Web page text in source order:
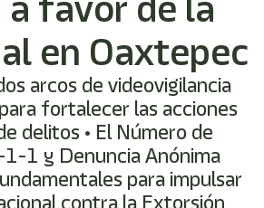
en Oaxtepec
arcos de videovigilancia
fortalecer las acciones
delitos • El Número de
1 y Denuncia Anónima
para impulsar